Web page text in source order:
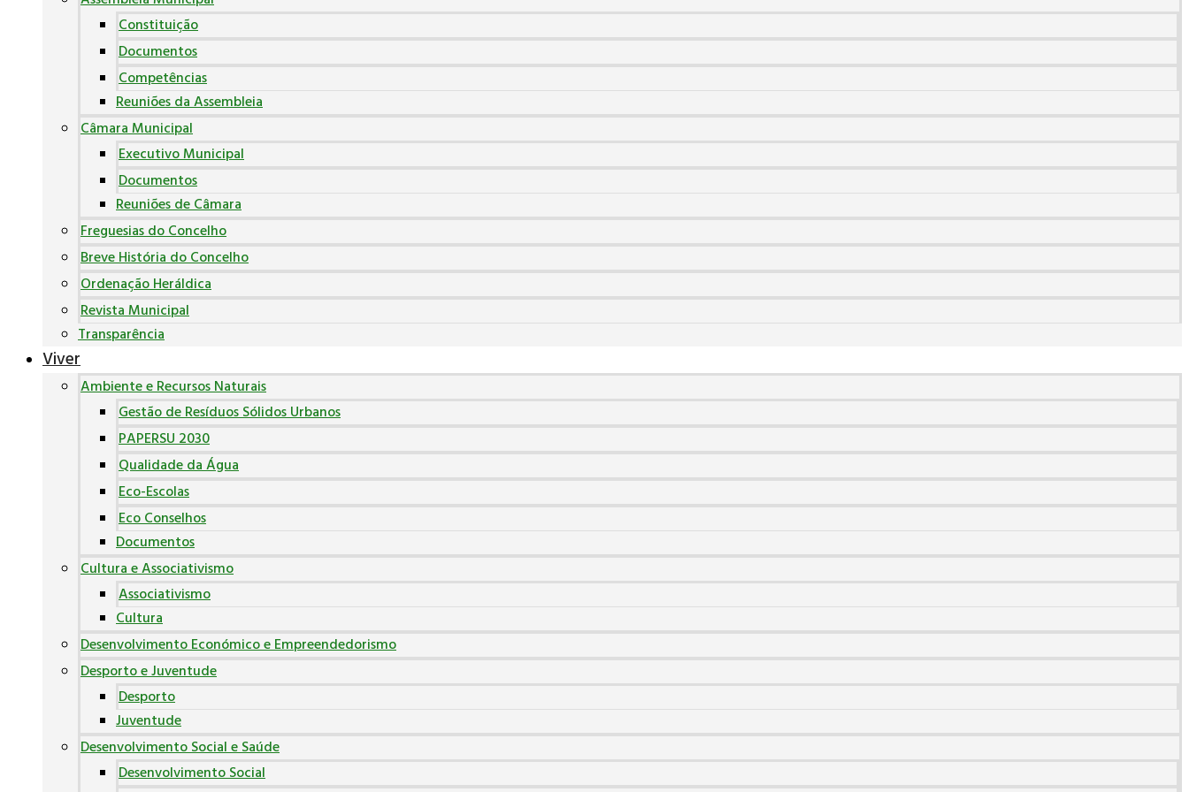
Constituição
Documentos
Competências
Reuniões da Assembleia
Câmara Municipal
Executivo Municipal
Documentos
Reuniões de Câmara
Freguesias do Concelho
Breve História do Concelho
Ordenação Heráldica
Revista Municipal
Transparência
Viver
Ambiente e Recursos Naturais
Gestão de Resíduos Sólidos Urbanos
PAPERSU 2030
Qualidade da Água
Eco-Escolas
Eco Conselhos
Documentos
Cultura e Associativismo
Associativismo
Cultura
Desenvolvimento Económico e Empreendedorismo
Desporto e Juventude
Desporto
Juventude
Desenvolvimento Social e Saúde
Desenvolvimento Social